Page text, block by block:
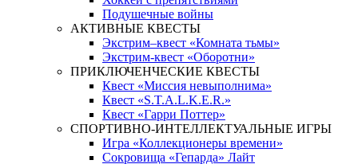
Подушечные войны
АКТИВНЫЕ КВЕСТЫ
Экстрим–квест «Комната тьмы»
Экстрим-квест «Оборотни»
ПРИКЛЮЧЕНЧЕСКИЕ КВЕСТЫ
Квест «Миссия невыполнима»
Квест «S.T.A.L.K.E.R.»
Квест «Гарри Поттер»
СПОРТИВНО-ИНТЕЛЛЕКТУАЛЬНЫЕ ИГРЫ
Игра «Коллекционеры времени»
Сокровища «Гепарда» Лайт